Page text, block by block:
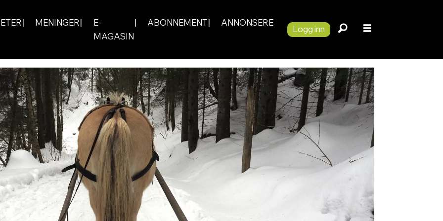
MENINGER
E-
MAGASIN
ABONNEMENT ANNONSERE
Logg inn